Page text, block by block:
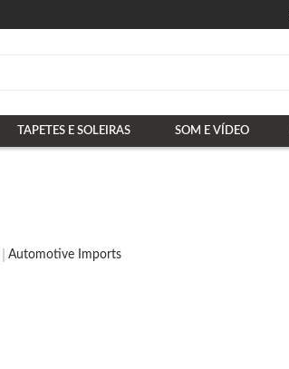
TAPETES E SOLEIRAS SOM E VÍDEO
Automotive Imports